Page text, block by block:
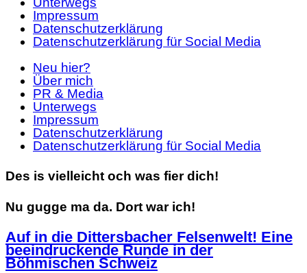
Impressum
Datenschutzerklärung
Datenschutzerklärung für Social Media
Neu hier?
Über mich
PR & Media
Unterwegs
Impressum
Datenschutzerklärung
Datenschutzerklärung für Social Media
Des is vielleicht och was fier dich!
Nu gugge ma da. Dort war ich!
Auf in die Dittersbacher Felsenwelt! Eine
beeindruckende Runde in der
Böhmischen Schweiz